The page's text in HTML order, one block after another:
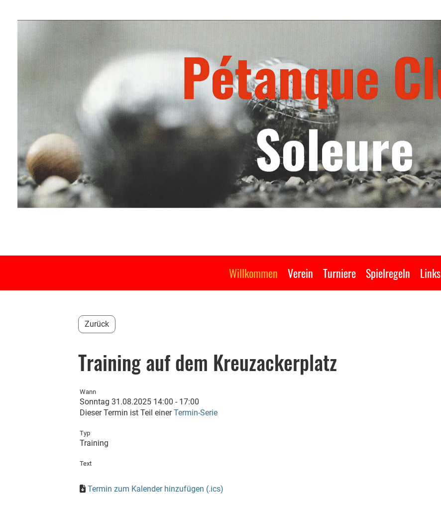
Willkommen Verein Turniere Spielregeln Links
Zurück
Training auf dem Kreuzackerplatz
Wann
Sonntag 31.08.2025 14:00 - 17:00
Dieser Termin ist Teil einerTermin-Serie
Typ
Training
Text
Termin zum Kalender hinzufügen (.ics)